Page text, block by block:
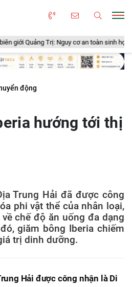
Nguy cơ an toàn sinh học, an toàn thực
động
hướng tới thị
Trung Hải đã được công
phi vật thể của nhân loại,
chế độ ăn uống đa dạng
giăm bông Iberia chiếm
trị dinh dưỡng.
Hải được công nhận là Di